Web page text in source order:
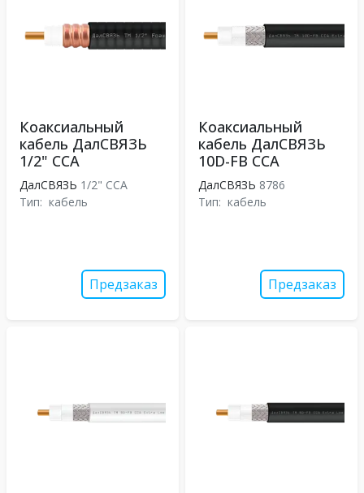
Коаксиальный
кабель ДалСВЯЗЬ
1/2" CCA
ДалСВЯЗЬ 1/2" CCA
Тип: кабель
Предзаказ
Коаксиальный
кабель ДалСВЯЗЬ
10D-FB CCA
ДалСВЯЗЬ 8786
Тип: кабель
Предзаказ